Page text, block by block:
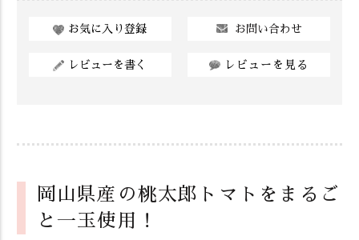
お気に入り登録 お問い合わせ
レビューを書く レビューを見る
岡山県産の桃太郎トマトをまるご
と一玉使用！